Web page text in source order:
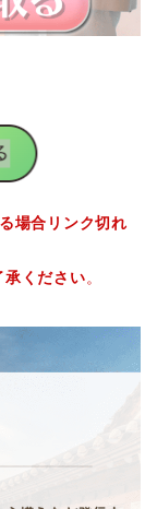
場合リンク切れ
承ください。